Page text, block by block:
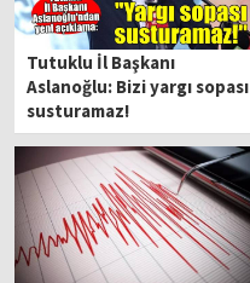
Tutuklu İl Başkanı
Aslanoğlu: Bizi yargı sopası
susturamaz!